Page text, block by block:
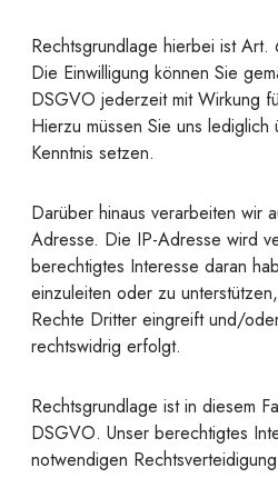
Rechtsgrundlage hierbei ist
Die Einwilligung können Sie
DSGVO jederzeit mit Wirkung
Hierzu müssen Sie uns
Kenntnis setzen.
Darüber hinaus verarbeiten wir
Adresse. Die IP-Adresse wird
berechtigtes Interesse daran
einzuleiten oder zu
Rechte Dritter eingreift und/
rechtswidrig erfolgt.
Rechtsgrundlage ist in diesem
DSGVO. Unser berechtigtes
notwendigen